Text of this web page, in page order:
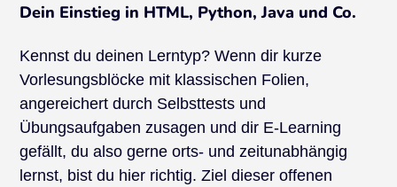
Dein Einstieg in HTML, Python, Java und Co.
Kennst du deinen Lerntyp? Wenn dir kurze
Vorlesungsblöcke mit klassischen Folien,
angereichert durch Selbsttests und
Übungsaufgaben zusagen und dir E-Learning
gefällt, du also gerne orts- und zeitunabhängig
lernst, bist du hier richtig. Ziel dieser offenen